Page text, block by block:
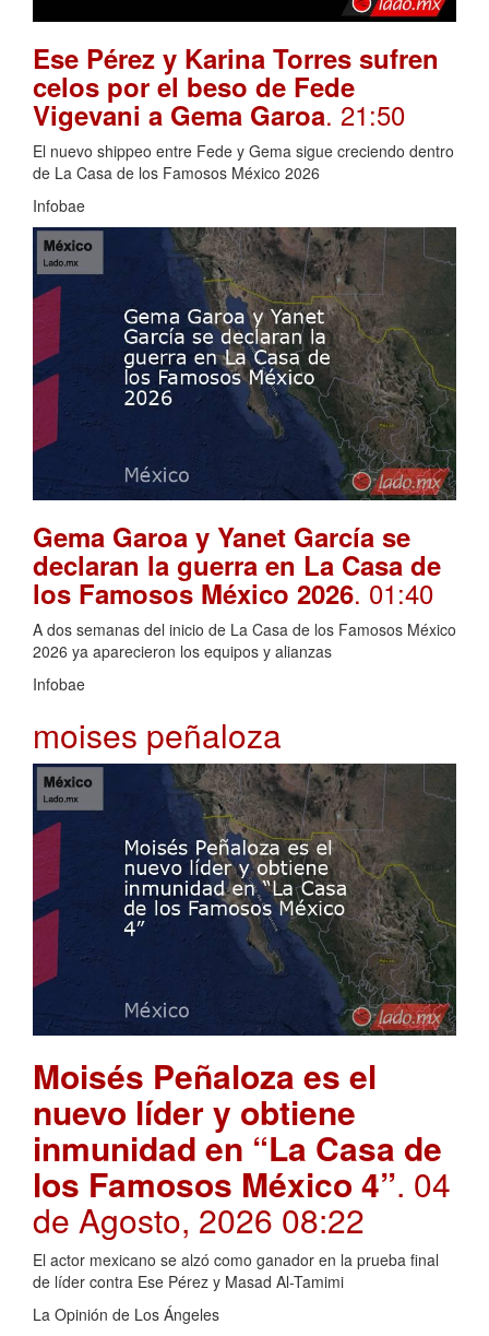
Ese Pérez y Karina Torres sufren
celos por el beso de Fede
Vigevani a Gema Garoa. 21:50
El nuevo shippeo entre Fede y Gema sigue creciendo dentro
de La Casa de los Famosos México 2026
Infobae
Gema Garoa y Yanet García se
declaran la guerra en La Casa de
los Famosos México 2026. 01:40
A dos semanas del inicio de La Casa de los Famosos México
2026 ya aparecieron los equipos y alianzas
Infobae
moises peñaloza
Moisés Peñaloza es el
nuevo líder y obtiene
inmunidad en “La Casa de
los Famosos México 4”. 04
de Agosto, 2026 08:22
El actor mexicano se alzó como ganador en la prueba final
de líder contra Ese Pérez y Masad Al-Tamimi
La Opinión de Los Ángeles